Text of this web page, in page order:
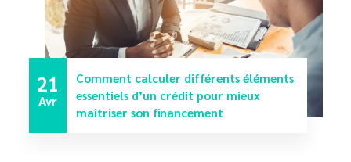
21
Avr
Comment calculer différents éléments
essentiels d’un crédit pour mieux
maîtriser son financement